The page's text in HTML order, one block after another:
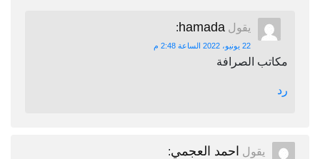
يقول hamada
:
22 يونيو، 2022 الساعة 2:48 م
مكاتب الصرافة
رد
يقول احمد العجمي: